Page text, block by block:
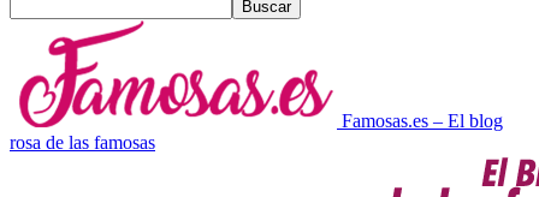
Famosas.es – El blog
rosa de las famosas